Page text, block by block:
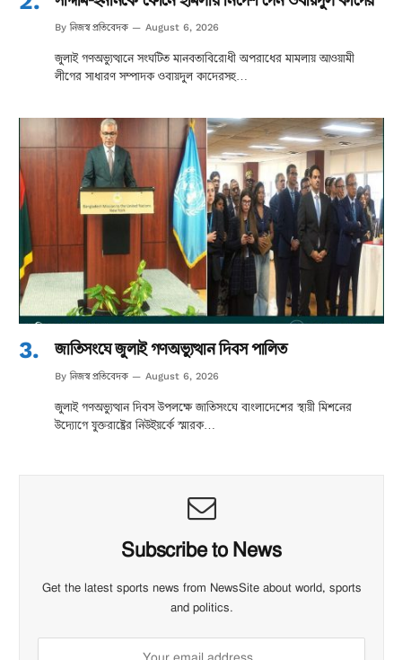
By নিজস্ব প্রতিবেদক August 6, 2026
জুলাই গণঅভ্যুত্থানে সংঘটিত মানবতাবিরোধী অপরাধের মামলায় আওয়ামী
লীগের সাধারণ সম্পাদক ওবায়দুল কাদেরসহ…
জাতিসংঘে জুলাই গণঅভ্যুত্থান দিবস পালিত
By নিজস্ব প্রতিবেদক August 6, 2026
জুলাই গণঅভ্যুত্থান দিবস উপলক্ষে জাতিসংঘে বাংলাদেশের স্থায়ী মিশনের
উদ্যোগে যুক্তরাষ্ট্রের নিউইয়র্কে স্মারক…
Subscribe to News
Get the latest sports news from NewsSite about world, sports
and politics.